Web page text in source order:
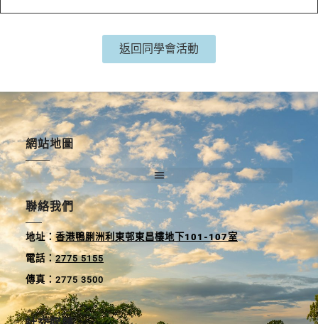
返回同學會活動
網站地圖
聯絡我們
地址：香港鴨脷洲利東邨東昌樓地下101-107室
電話 ：2775 5155
傳真：2775 3500